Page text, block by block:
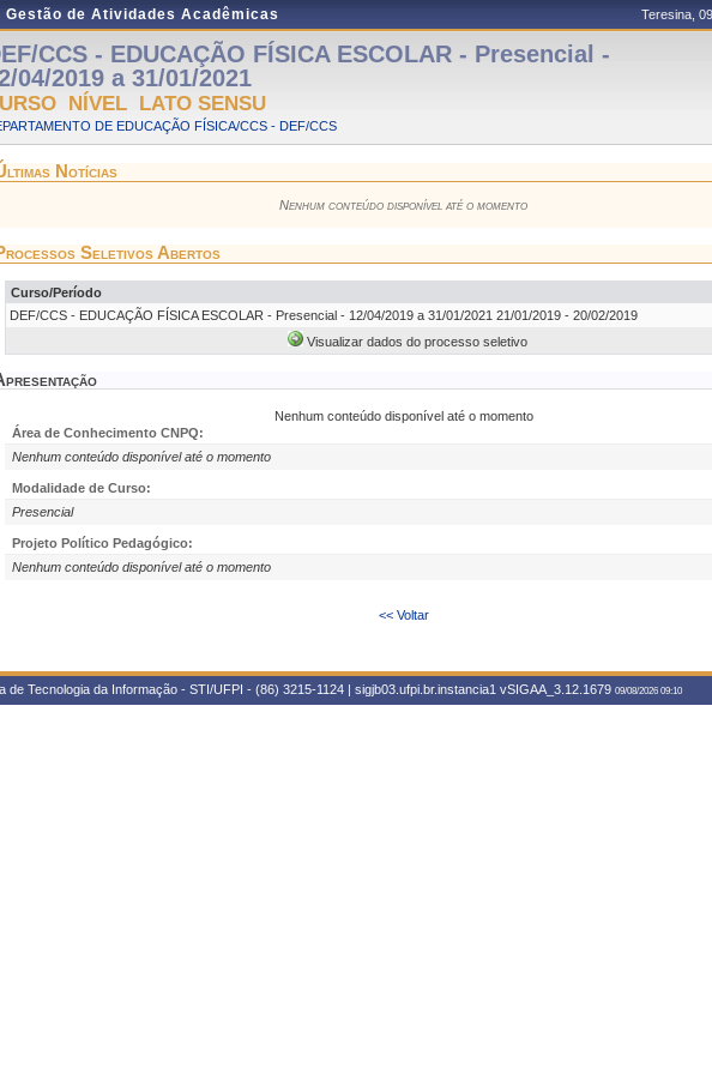
de Atividades Acadêmicas Teresina,
CCS - EDUCAÇÃO FÍSICA ESCOLAR - Presencial -
04/2019 a 31/01/2021
NÍVEL LATO SENSU
DE EDUCAÇÃO FÍSICA/CCS - DEF/CCS
Notícias
Nenhum conteúdo disponível até o momento
Seletivos Abertos
Curso/Período
DEF/CCS - EDUCAÇÃO FÍSICA ESCOLAR - Presencial - 12/04/2019 a 31/01/2021 21/01/2019 - 20/02/2019
Visualizar dados do processo seletivo
Nenhum conteúdo disponível até o momento
Área de Conhecimento CNPQ:
Nenhum conteúdo disponível até o momento
Modalidade de Curso:
Presencial
Projeto Político Pedagógico:
Nenhum conteúdo disponível até o momento
<< Voltar
de Tecnologia da Informação - STI/UFPI - (86) 3215-1124 | sigjb03.ufpi.br.instancia1 vSIGAA_3.12.1679 09/08/2026 09:10